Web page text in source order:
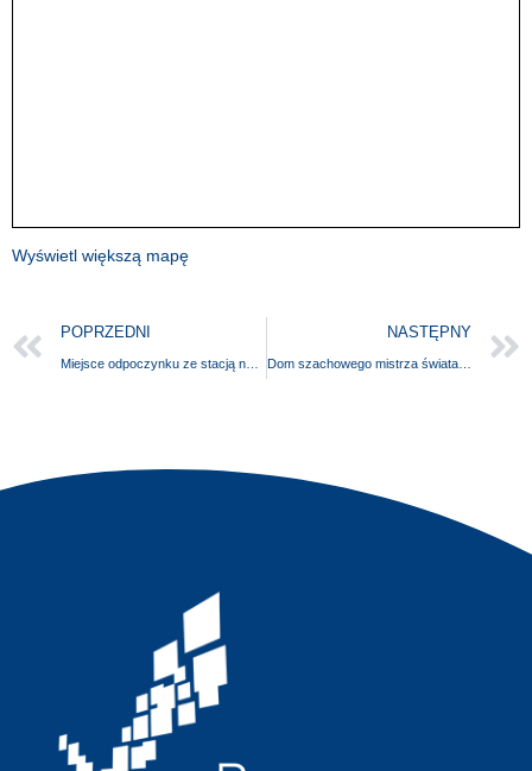
Wyświetl większą mapę
POPRZEDNI NASTĘPNY
Dom szachowego mistrza świata Emmanuela Laskera